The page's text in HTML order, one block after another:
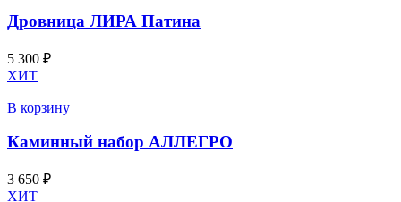
Дровница ЛИРА Патина
5 300 ₽
ХИТ
В корзину
Каминный набор АЛЛЕГРО
3 650 ₽
ХИТ